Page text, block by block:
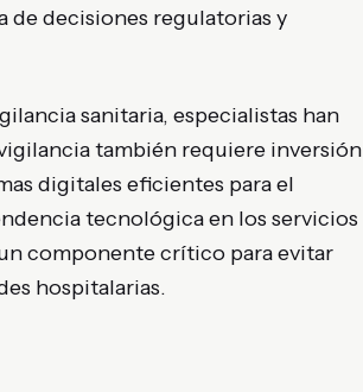
decisiones regulatorias y
sanitaria, especialistas han
también requiere inversión
digitales eficientes para el
tecnológica en los servicios
componente crítico para evitar
hospitalarias.